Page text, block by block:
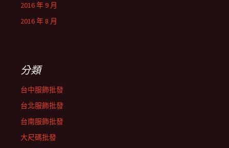
2016 年 9 月
2016 年 8 月
分類
台中服飾批發
台北服飾批發
台南服飾批發
大尺碼批發